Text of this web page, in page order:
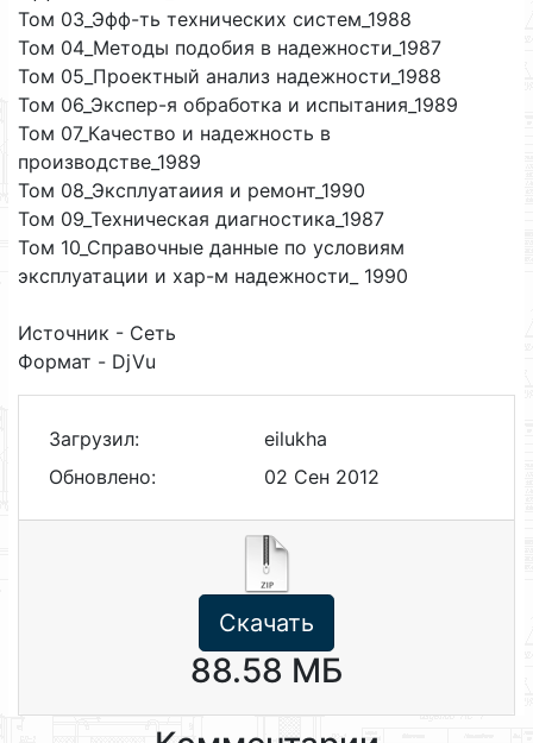
Том 03_Эфф-ть технических систем_1988
Том 04_Методы подобия в надежности_1987
Том 05_Проектный анализ надежности_1988
Том 06_Экспер-я обработка и испытания_1989
Том 07_Качество и надежность в
производстве_1989
Том 08_Эксплуатаиия и ремонт_1990
Том 09_Техническая диагностика_1987
Том 10_Справочные данные по условиям
эксплуатации и хар-м надежности_ 1990
Источник - Сеть
Формат - DjVu
Загрузил:
eilukha
Обновлено:
02 Сен 2012
Скачать
88.58 МБ